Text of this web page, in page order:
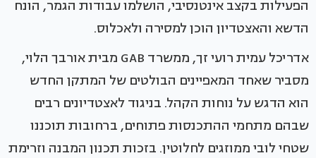
הפעילות בקצב אינטנסיבי, הושלמו עבודות הגמר, הונח
הדשא והאצטדיון הוכן למסירה ולאכלוס.
אדריכל עמית רועי זך, ממשרד GAB מבית אורבך הלוי,
מסביר שאחד המאפיינים הבולטים של המתקן החדש
הוא הדגש על נוחות הקהל. בניגוד לאצטדיונים רבים
שבהם מתחמי ההתכנסות פתוחים, ברחובות תוכננו
שטחי לובי ממוזגים לחלוטין. בזכות תכנון המבנה וזרימת